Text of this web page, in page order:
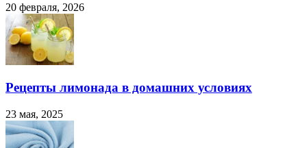
20 февраля, 2026
Рецепты лимонада в домашних условиях
23 мая, 2025